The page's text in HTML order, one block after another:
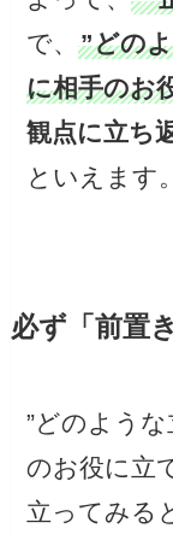
で、”どの
に相手のお
観点に立ち
といえます。
必ず「前置
”どのよう
のお役に立
立ってみる